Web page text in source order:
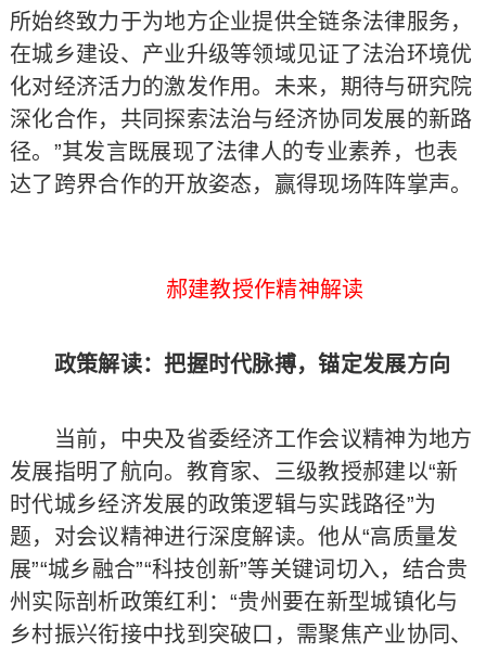
所始终致力于为地方企业提供全链条法律服务，
在城乡建设、产业升级等领域见证了法治环境优
化对经济活力的激发作用。未来，期待与研究院
深化合作，共同探索法治与经济协同发展的新路
径。”其发言既展现了法律人的专业素养，也表
达了跨界合作的开放姿态，赢得现场阵阵掌声。
郝建教授作精神解读
政策解读：把握时代脉搏，锚定发展方向
当前，中央及省委经济工作会议精神为地方
发展指明了航向。教育家、三级教授郝建以“新
时代城乡经济发展的政策逻辑与实践路径”为
题，对会议精神进行深度解读。他从“高质量发
展”“城乡融合”“科技创新”等关键词切入，结合贵
州实际剖析政策红利：“贵州要在新型城镇化与
乡村振兴衔接中找到突破口，需聚焦产业协同、